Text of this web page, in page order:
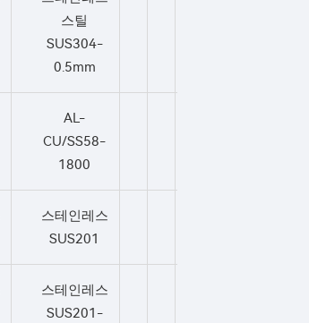
스틸
SUS304-
0.5mm
AL-
CU/SS58-
1800
스테인레스
SUS201
스테인레스
SUS201-